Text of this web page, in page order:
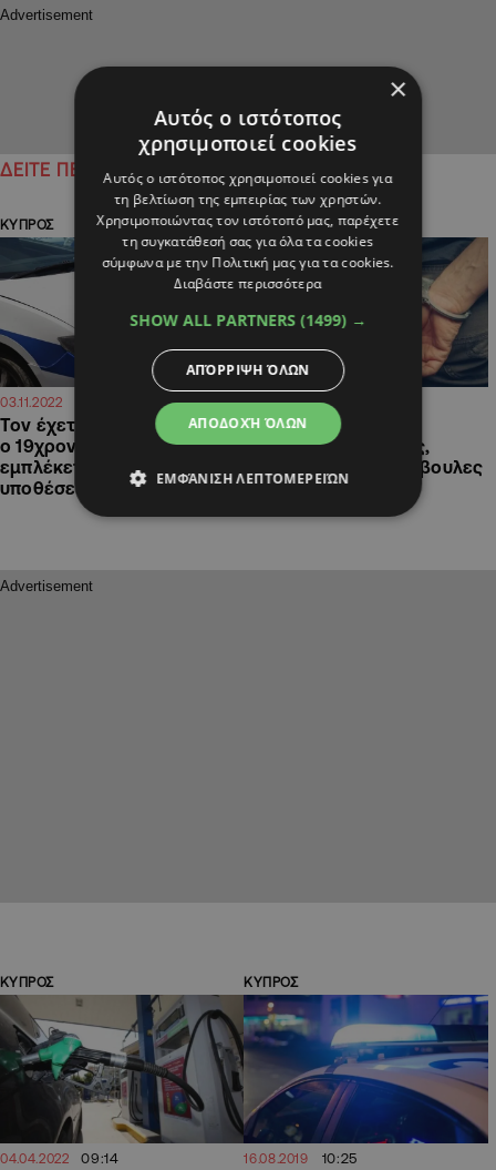
ΔΕΙΤΕ ΠΕΡΙΣΣΟΤΕΡΑ
ΚΥΠΡΟΣ
03.11.2022
Τον έχετε δει; Καταζητείται
ο 19χρονος Hakan,
εμπλέκεται σε 22
υποθέσεις
ΚΥΠΡΟΣ
22.09.2022 07:59
Χειροπέδες σε τρία
πρόσωπα για κλοπές,
διαρρήξεις και κακόβουλες
ζημιές
ΚΥΠΡΟΣ
04.04.2022 09:14
ΚΥΠΡΟΣ
16.08.2019 10:25
×
Αυτός ο ιστότοπος
χρησιμοποιεί cookies
Αυτός ο ιστότοπος χρησιμοποιεί cookies για
τη βελτίωση της εμπειρίας των χρηστών.
Χρησιμοποιώντας τον ιστότοπό μας, παρέχετε
τη συγκατάθεσή σας για όλα τα cookies
σύμφωνα με την Πολιτική μας για τα cookies.
Διαβάστε περισσότερα
SHOW ALL PARTNERS (1499) →
ΑΠΟΔΟΧΉ ΌΛΩΝ
ΑΠΌΡΡΙΨΗ ΌΛΩΝ
ΕΜΦΆΝΙΣΗ ΛΕΠΤΟΜΕΡΕΙΏΝ